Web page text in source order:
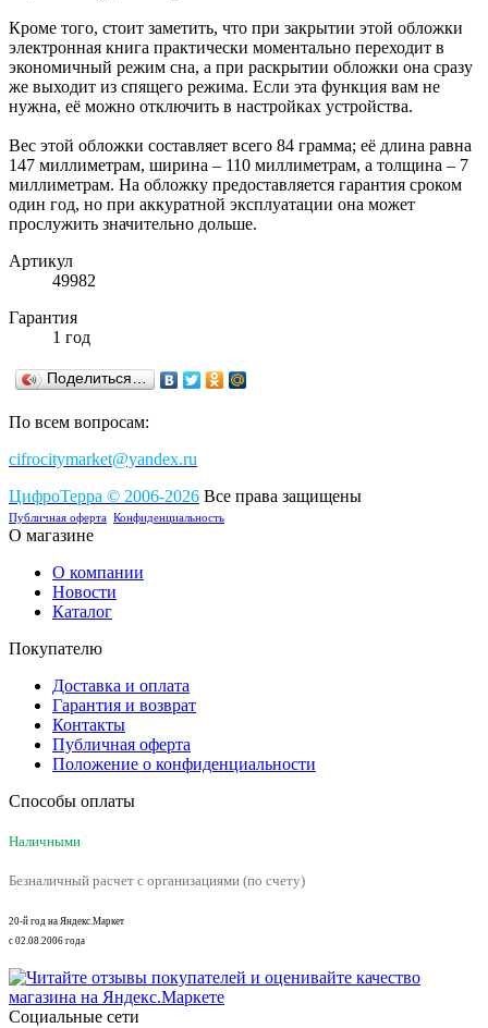
Кроме того, стоит заметить, что при закрытии этой обложки
электронная книга практически моментально переходит в
экономичный режим сна, а при раскрытии обложки она сразу
же выходит из спящего режима. Если эта функция вам не
нужна, её можно отключить в настройках устройства.
Вес этой обложки составляет всего 84 грамма; её длина равна
147 миллиметрам, ширина – 110 миллиметрам, а толщина – 7
миллиметрам. На обложку предоставляется гарантия сроком
один год, но при аккуратной эксплуатации она может
прослужить значительно дольше.
Артикул
49982
Гарантия
1 год
Поделиться…
По всем вопросам:
cifrocitymarket@yandex.ru
ЦифроТерра © 2006-2026 Все права защищены
Публичная оферта Конфиденциальность
О магазине
О компании
Новости
Каталог
Покупателю
Доставка и оплата
Гарантия и возврат
Контакты
Публичная оферта
Положение о конфиденциальности
Способы оплаты
Наличными
Безналичный расчет с организациями (по счету)
20-й год на Яндекс.Маркет
с 02.08.2006 года
Социальные сети